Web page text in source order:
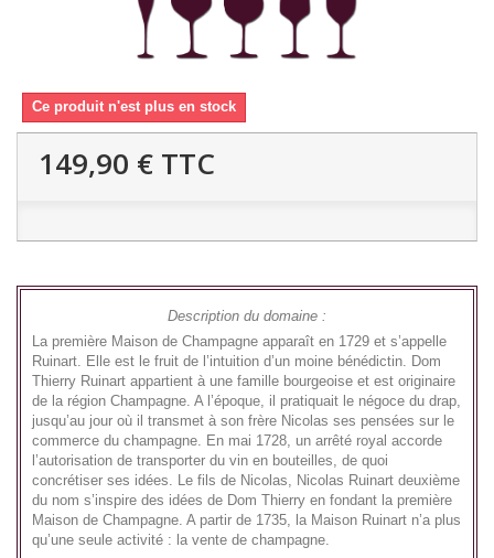
Ce produit n'est plus en stock
149,90 € TTC
Description du domaine :
La première Maison de Champagne apparaît en 1729 et s’appelle
Ruinart. Elle est le fruit de l’intuition d’un moine bénédictin. Dom
Thierry Ruinart appartient à une famille bourgeoise et est originaire
de la région Champagne. A l’époque, il pratiquait le négoce du drap,
jusqu’au jour où il transmet à son frère Nicolas ses pensées sur le
commerce du champagne. En mai 1728, un arrêté royal accorde
l’autorisation de transporter du vin en bouteilles, de quoi
concrétiser ses idées. Le fils de Nicolas, Nicolas Ruinart deuxième
du nom s’inspire des idées de Dom Thierry en fondant la première
Maison de Champagne. A partir de 1735, la Maison Ruinart n’a plus
qu’une seule activité : la vente de champagne.